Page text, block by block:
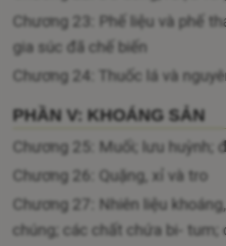
Chương 23: Phế liệu và phế
gia súc đã chế biến
Chương 24: Thuốc lá và
PHẦN V: KHOÁNG SẢN
Chương 25: Muối; lưu
Chương 26: Quặng, xỉ và tro
Chương 27: Nhiên liệu
chúng; các chất chứa bi-